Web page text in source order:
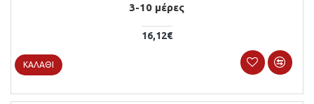
3-10 μέρες
16,12€
ΚΑΛΆΘΙ